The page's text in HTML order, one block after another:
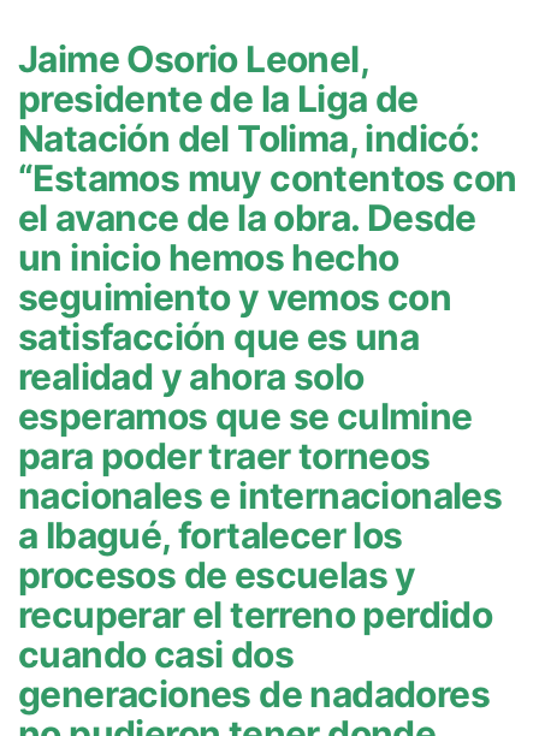
Jaime Osorio Leonel,
presidente de la Liga de
Natación del Tolima, indicó:
“Estamos muy contentos con
el avance de la obra. Desde
un inicio hemos hecho
seguimiento y vemos con
satisfacción que es una
realidad y ahora solo
esperamos que se culmine
para poder traer torneos
nacionales e internacionales
a Ibagué, fortalecer los
procesos de escuelas y
recuperar el terreno perdido
cuando casi dos
generaciones de nadadores